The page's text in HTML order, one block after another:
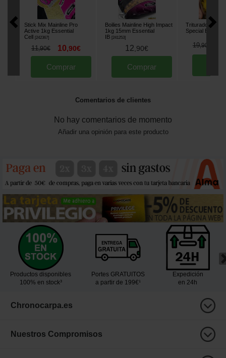
Stick Mix Mainline Pro
Active 1kg Essential
Cell [242367]
11,90€ 10,90€
Comprar
Boilies Mainline High Impact
1kg 15mm Essential
IB [241253]
12 90€
Comprar
Triturador
Special Edition
19,90
Comentarios de clientes
No hay comentarios de momento
Añadir una opinión para este producto
Productos disponibles
100% en stock³
Portes GRATUITOS
a partir de 199€¹
Expedición
en 24h
Chronocarpa.es
Nuestros Compromisos